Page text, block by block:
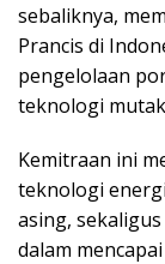
sebaliknya,
Prancis di
pengelolaan
teknologi
Kemitraan ini
teknologi
asing,
dalam